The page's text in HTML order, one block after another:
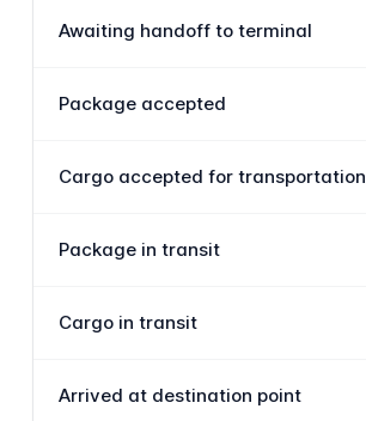
Awaiting handoff to terminal
Package accepted
Cargo accepted for transportation
Package in transit
Cargo in transit
Arrived at destination point